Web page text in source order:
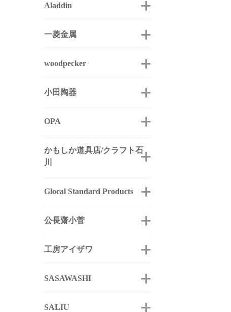
Aladdin
一菱金属
woodpecker
小田陶器
OPA
かもしか道具店/クラフト石
川
Glocal Standard Products
公長齋小菅
工房アイザワ
SASAWASHI
SALIU